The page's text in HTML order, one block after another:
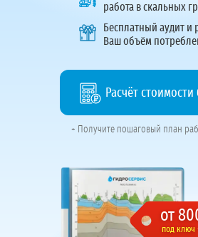
работа в скальных
Бесплатный аудит и
Ваш объём
Расчёт
+ Получите пошаговый план
от
под ключ